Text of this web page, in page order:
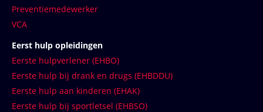
Preventiemedewerker
VCA
Eerst hulp opleidingen
Eerste hulpverlener (EHBO)
Eerste hulp bij drank en drugs (EHBDDU)
Eerste hulp aan kinderen (EHAK)
Eerste hulp bij sportletsel (EHBSO)